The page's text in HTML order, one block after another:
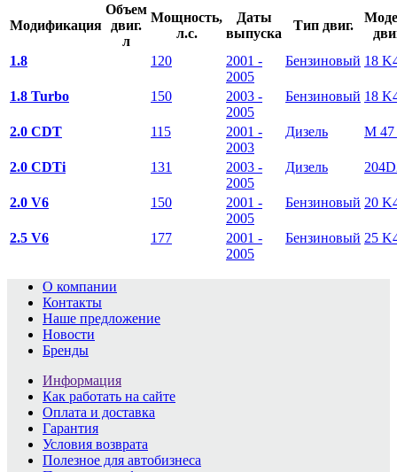
Модификация
Объем
двиг.
л
Мощность,
л.с.
Даты
выпуска
Тип двиг.
1.8
120
2001 -
2005
Бензиновый 18
1.8 Turbo 150
2003 -
2005
Бензиновый 18
2.0 CDT 115
2001 -
2003
Дизель M 47
2.0 CDTi 131
2003 -
2005
Дизель
2.0 V6 150
2001 -
2005
Бензиновый 20
2.5 V6 177
2001 -
2005
Бензиновый 25
О компании
Контакты
Наше предложение
Новости
Бренды
Информация
Как работать на сайте
Оплата и доставка
Гарантия
Условия возврата
Полезное для автобизнеса